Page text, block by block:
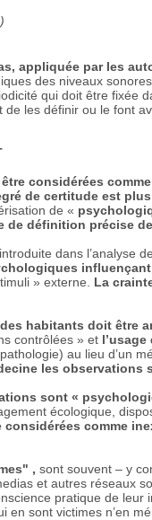
appliquée par les
des niveaux
qui doit être fixée
de les définir ou le font
considérées
de certitude est
de «
de définition précise
dans l’analyse
» externe. La
habitants doit être
contrôlées » et
au lieu d’un
les
sont «
écologique,
considérées comme
, sont souvent – y
et autres réseaux
pratique de leur
en sont victimes n’en